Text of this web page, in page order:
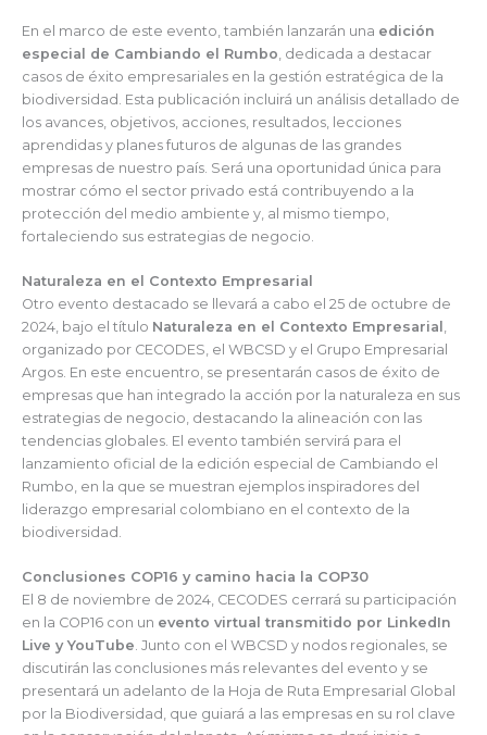
En el marco de este evento, también lanzarán una edición
especial de Cambiando el Rumbo , dedicada a destacar
casos de éxito empresariales en la gestión estratégica de la
biodiversidad. Esta publicación incluirá un análisis detallado de
los avances, objetivos, acciones, resultados, lecciones
aprendidas y planes futuros de algunas de las grandes
empresas de nuestro país. Será una oportunidad única para
mostrar cómo el sector privado está contribuyendo a la
protección del medio ambiente y, al mismo tiempo,
fortaleciendo sus estrategias de negocio.
Naturaleza en el Contexto Empresarial
Otro evento destacado se llevará a cabo el 25 de octubre de
2024, bajo el título Naturaleza en el Contexto Empresarial ,
organizado por CECODES, el WBCSD y el Grupo Empresarial
Argos. En este encuentro, se presentarán casos de éxito de
empresas que han integrado la acción por la naturaleza en sus
estrategias de negocio, destacando la alineación con las
tendencias globales. El evento también servirá para el
lanzamiento oficial de la edición especial de Cambiando el
Rumbo, en la que se muestran ejemplos inspiradores del
liderazgo empresarial colombiano en el contexto de la
biodiversidad.
Conclusiones COP16 y camino hacia la COP30
El 8 de noviembre de 2024, CECODES cerrará su participación
en la COP16 con un evento virtual transmitido por LinkedIn
Live y YouTube. Junto con el WBCSD y nodos regionales, se
discutirán las conclusiones más relevantes del evento y se
presentará un adelanto de la Hoja de Ruta Empresarial Global
por la Biodiversidad, que guiará a las empresas en su rol clave